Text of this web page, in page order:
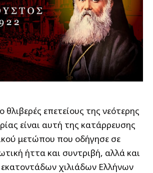
θλιβερές επετείους της νεότερης
είναι αυτή της κατάρρευσης
μετώπου που οδήγησε σε
ήττα και συντριβή, αλλά και
χιλιάδων Ελλήνων